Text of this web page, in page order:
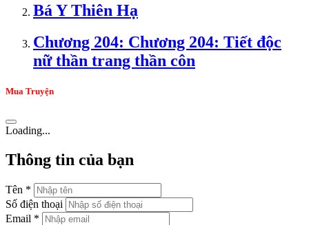
Bá Y Thiên Hạ
Chương 204: Chương 204: Tiết độc
nữ thần trang thần côn
Mua Truyện
Loading...
Thông tin của bạn
Tên *
Số điện thoại
Email *